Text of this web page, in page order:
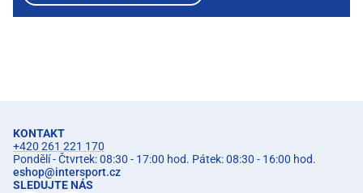
KONTAKT
+420 261 221 170
Pondělí - Čtvrtek: 08:30 - 17:00 hod. Pátek: 08:30 - 16:00 hod.
eshop@intersport.cz
SLEDUJTE NÁS